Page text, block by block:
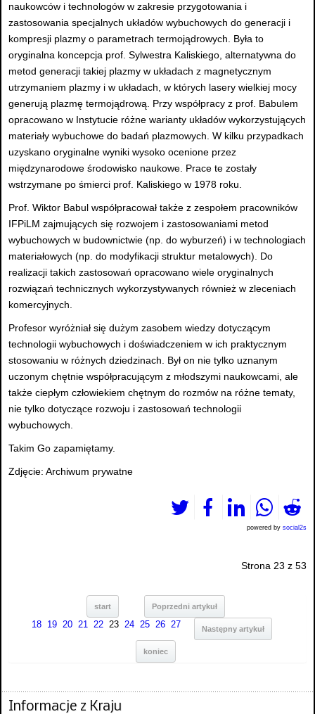
naukowców i technologów w zakresie przygotowania i
zastosowania specjalnych układów wybuchowych do generacji i
kompresji plazmy o parametrach termojądrowych. Była to
oryginalna koncepcja prof. Sylwestra Kaliskiego, alternatywna do
metod generacji takiej plazmy w układach z magnetycznym
utrzymaniem plazmy i w układach, w których lasery wielkiej mocy
generują plazmę termojądrową. Przy współpracy z prof. Babulem
opracowano w Instytucie różne warianty układów wykorzystujących
materiały wybuchowe do badań plazmowych. W kilku przypadkach
uzyskano oryginalne wyniki wysoko ocenione przez
międzynarodowe środowisko naukowe. Prace te zostały
wstrzymane po śmierci prof. Kaliskiego w 1978 roku.
Prof. Wiktor Babul współpracował także z zespołem pracowników
IFPiLM zajmujących się rozwojem i zastosowaniami metod
wybuchowych w budownictwie (np. do wyburzeń) i w technologiach
materiałowych (np. do modyfikacji struktur metalowych). Do
realizacji takich zastosowań opracowano wiele oryginalnych
rozwiązań technicznych wykorzystywanych również w zleceniach
komercyjnych.
Profesor wyróżniał się dużym zasobem wiedzy dotyczącym
technologii wybuchowych i doświadczeniem w ich praktycznym
stosowaniu w różnych dziedzinach. Był on nie tylko uznanym
uczonym chętnie współpracującym z młodszymi naukowcami, ale
także ciepłym człowiekiem chętnym do rozmów na różne tematy,
nie tylko dotyczące rozwoju i zastosowań technologii
wybuchowych.
Takim Go zapamiętamy.
Zdjęcie: Archiwum prywatne
powered by social2s
Strona 23 z 53
start Poprzedni artykuł
18 19 20 21 22 23 24 25 26 27 Następny artykuł
koniec
Informacje z Kraju